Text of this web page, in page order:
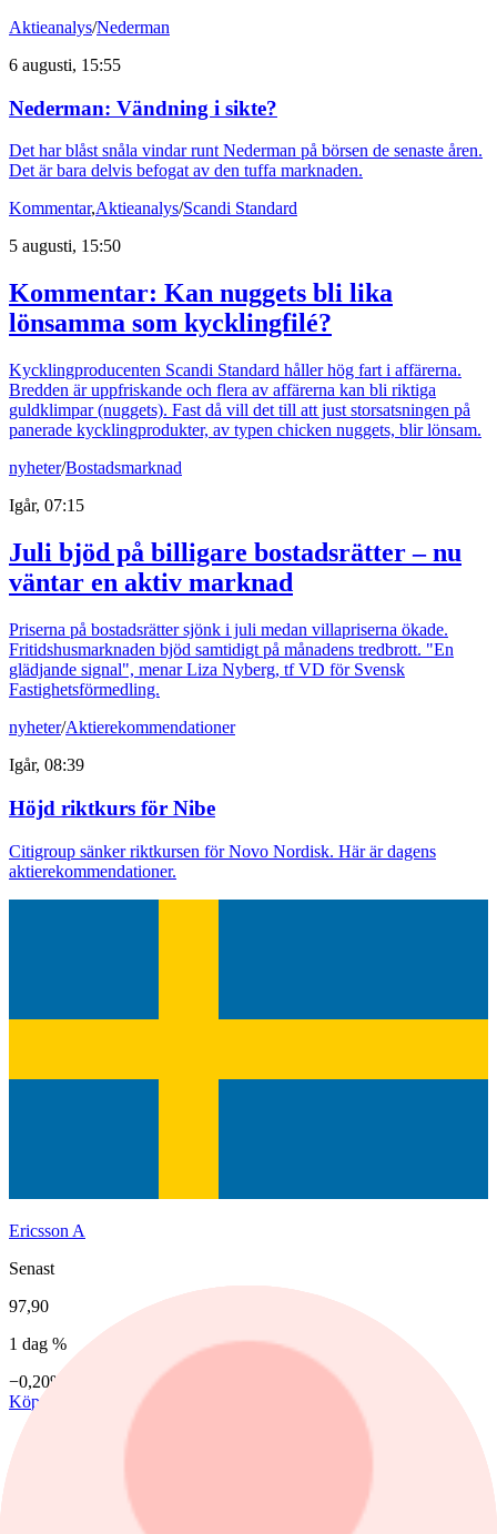
Aktieanalys/Nederman
6 augusti, 15:55
Nederman: Vändning i sikte?
Det har blåst snåla vindar runt Nederman på börsen de senaste åren.
Det är bara delvis befogat av den tuffa marknaden.
Kommentar,Aktieanalys/Scandi Standard
5 augusti, 15:50
Kommentar: Kan nuggets bli lika
lönsamma som kycklingfilé?
Kycklingproducenten Scandi Standard håller hög fart i affärerna.
Bredden är uppfriskande och flera av affärerna kan bli riktiga
guldklimpar (nuggets). Fast då vill det till att just storsatsningen på
panerade kycklingprodukter, av typen chicken nuggets, blir lönsam.
nyheter/Bostadsmarknad
Igår, 07:15
Juli bjöd på billigare bostadsrätter – nu
väntar en aktiv marknad
Priserna på bostadsrätter sjönk i juli medan villapriserna ökade.
Fritidshusmarknaden bjöd samtidigt på månadens tredbrott. "En
glädjande signal", menar Liza Nyberg, tf VD för Svensk
Fastighetsförmedling.
nyheter/Aktierekommendationer
Igår, 08:39
Höjd riktkurs för Nibe
Citigroup sänker riktkursen för Novo Nordisk. Här är dagens
aktierekommendationer.
Ericsson A
Senast
97,90
1 dag %
−0,20%
KöpSälj